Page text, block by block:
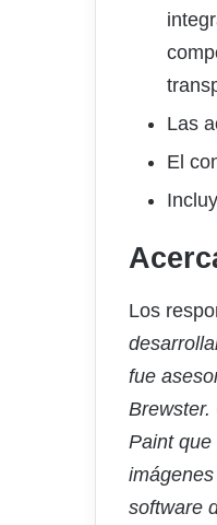
Las
El
Los
fue
Brewster.
Paint que
software